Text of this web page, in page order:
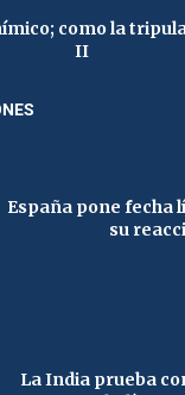
como la
II
España pone fecha
su
La India prueba